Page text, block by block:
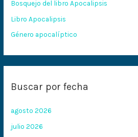
r
:
Bosquejo del libro Apocalipsis
Libro Apocalipsis
Género apocalíptico
Buscar por fecha
agosto 2026
julio 2026